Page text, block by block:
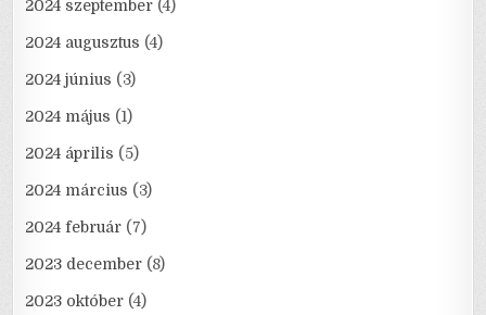
2024 szeptember (4)
2024 augusztus (4)
2024 június (3)
2024 május (1)
2024 április (5)
2024 március (3)
2024 február (7)
2023 december (8)
2023 október (4)